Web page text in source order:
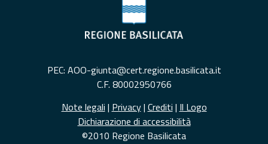
PEC: AOO-giunta@cert.regione.basilicata.it
C.F. 80002950766
Note legali | Privacy| Crediti | Il Logo
Dichiarazione di accessibilità
©2010 Regione Basilicata